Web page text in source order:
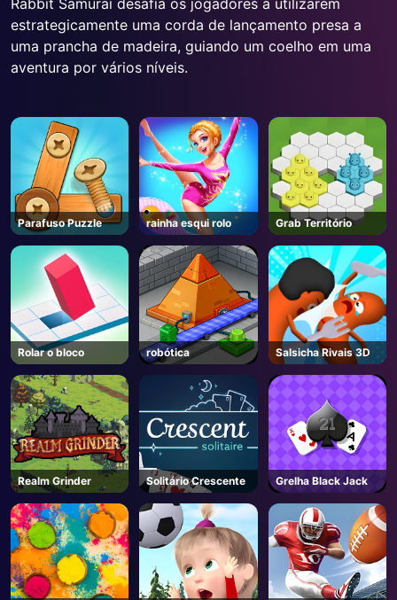
Rabbit Samurai desafia os jogadores a utilizarem
estrategicamente uma corda de lançamento presa a
uma prancha de madeira, guiando um coelho em uma
aventura por vários níveis.
Parafuso Puzzle rainha esqui rolo Grab Território
Rolar o bloco robótica Salsicha Rivais 3D
Realm Grinder Solitário Crescente Grelha Black Jack